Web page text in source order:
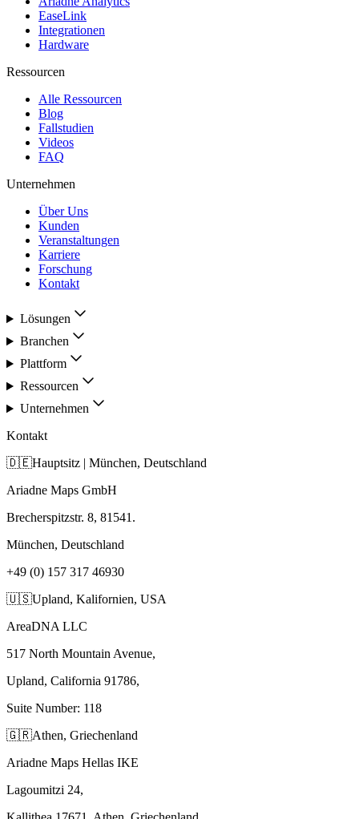
EaseLink
Integrationen
Hardware
Ressourcen
Alle Ressourcen
Blog
Fallstudien
Videos
FAQ
Unternehmen
Über Uns
Kunden
Veranstaltungen
Karriere
Forschung
Kontakt
Lösungen
Branchen
Plattform
Ressourcen
Unternehmen
Kontakt
🇩🇪Hauptsitz | München, Deutschland
Ariadne Maps GmbH
Brecherspitzstr. 8, 81541.
München, Deutschland
+49 (0) 157 317 46930
🇺🇸Upland, Kalifornien, USA
AreaDNA LLC
517 North Mountain Avenue,
Upland, California 91786,
Suite Number: 118
🇬🇷Athen, Griechenland
Ariadne Maps Hellas IKE
Lagoumitzi 24,